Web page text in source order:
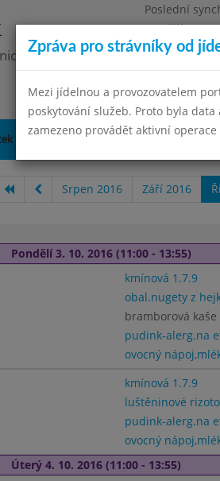
Poslední
Pondělí
Kontakty a informace
Srpen 2016 Září 2016
Pondělí 3. 10. 2016 (11:00 - 13:55)
kmínová 1.7.9
obal.nugety z
bramborová
pudink-alerg.na
ovocný
kmínová 1.7.9
luštěninové
pudink-alerg.na
ovocný
Úterý 4. 10. 2016 (11:00 - 13:55)
Zpráva pro strávníky od
Mezi jídelnou a provozovatelem
poskytování služeb. Proto byla
zamezeno provádět aktivní